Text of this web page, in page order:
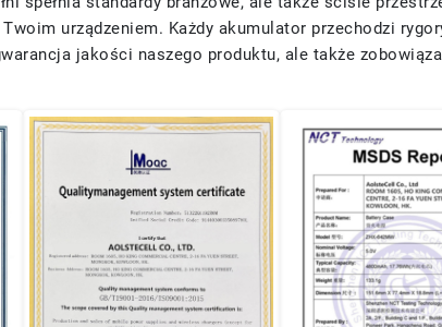
urządzeniem. Każdy akumulator przechodzi
jakości naszego produktu, ale także